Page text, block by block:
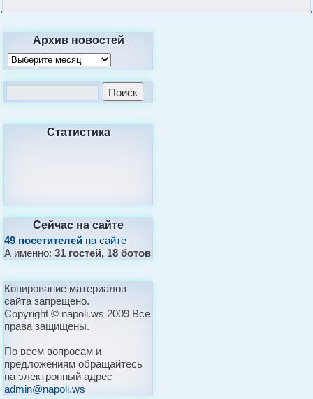
Архив новостей
Статистика
Сейчас на сайте
49 посетителей на сайте
А именно:31 гостей, 18 ботов
Копирование материалов
сайта запрещено.
Copyright © napoli.ws 2009 Все
права защищены.
По всем вопросам и
предложениям обращайтесь
на электронный адрес
admin@napoli.ws